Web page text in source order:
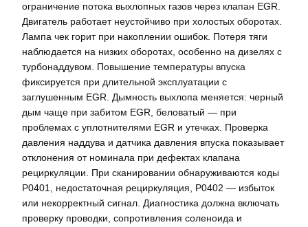
ограничение потока выхлопных газов через клапан EGR.
Двигатель работает неустойчиво при холостых оборотах.
Лампа чек горит при накоплении ошибок. Потеря тяги
наблюдается на низких оборотах, особенно на дизелях с
турбонаддувом. Повышение температуры впуска
фиксируется при длительной эксплуатации с
заглушенным EGR. Дымность выхлопа меняется: черный
дым чаще при забитом EGR, беловатый — при
проблемах с уплотнителями EGR и утечках. Проверка
давления наддува и датчика давления впуска показывает
отклонения от номинала при дефектах клапана
рециркуляции. При сканировании обнаруживаются коды
P0401, недостаточная рециркуляция, P0402 — избыток
или некорректный сигнал. Диагностика должна включать
проверку проводки, сопротивления соленоида и